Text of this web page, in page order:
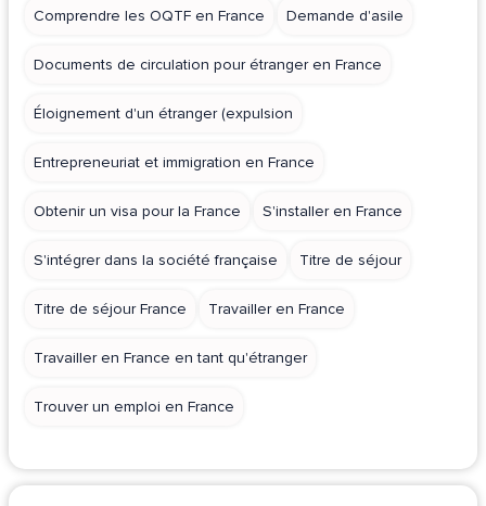
Comprendre les OQTF en France Demande d'asile
Documents de circulation pour étranger en France
Éloignement d'un étranger (expulsion
Entrepreneuriat et immigration en France
Obtenir un visa pour la France S'installer en France
S'intégrer dans la société française Titre de séjour
Titre de séjour France Travailler en France
Travailler en France en tant qu'étranger
Trouver un emploi en France